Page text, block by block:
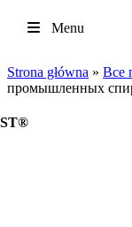
Menu
Strona główna » Все
промышленных